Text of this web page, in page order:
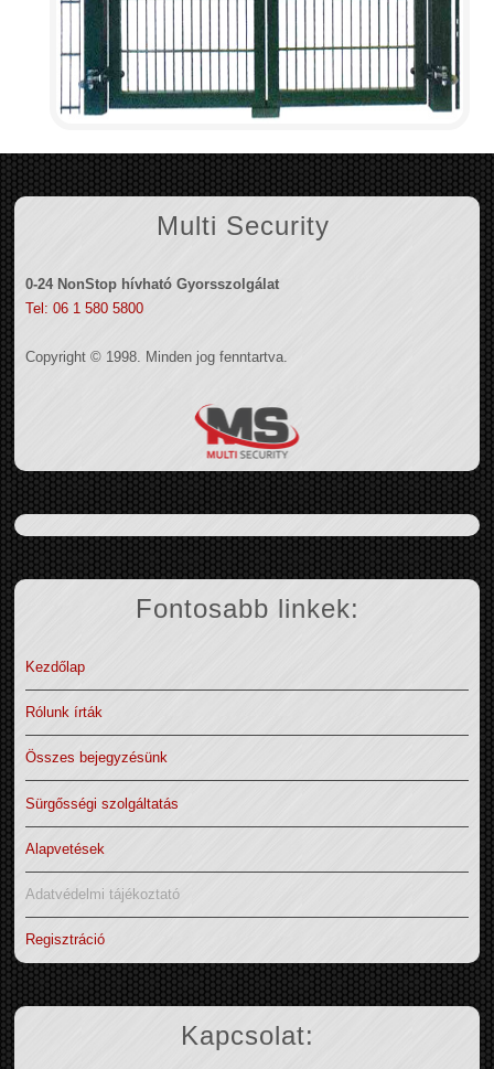
Multi Security
0-24 NonStop hívható Gyorsszolgálat
Tel: 06 1 580 5800
Copyright © 1998. Minden jog fenntartva.
Fontosabb linkek:
Kezdőlap
Rólunk írták
Összes bejegyzésünk
Sürgősségi szolgáltatás
Alapvetések
Adatvédelmi tájékoztató
Regisztráció
Kapcsolat: